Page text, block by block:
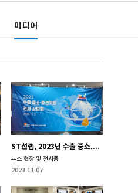
미디어
ST선랩, 2023년 수출 중소.중견기업 전시.상담회 참가
부스 현장 및 전시품
2023.11.07